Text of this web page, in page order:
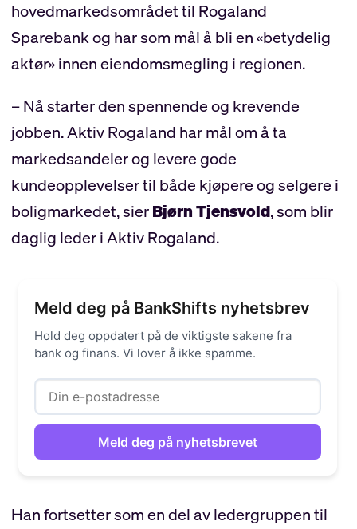
hovedmarkedsområdet til Rogaland
Sparebank og har som mål å bli en «betydelig
aktør» innen eiendomsmegling i regionen.
– Nå starter den spennende og krevende
jobben. Aktiv Rogaland har mål om å ta
markedsandeler og levere gode
kundeopplevelser til både kjøpere og selgere i
boligmarkedet, sierBjørn Tjensvold, som blir
daglig leder i Aktiv Rogaland.
Meld deg på BankShifts nyhetsbrev
Hold deg oppdatert på de viktigste sakene fra
bank og finans. Vi lover å ikke spamme.
Han fortsetter som en del av ledergruppen til